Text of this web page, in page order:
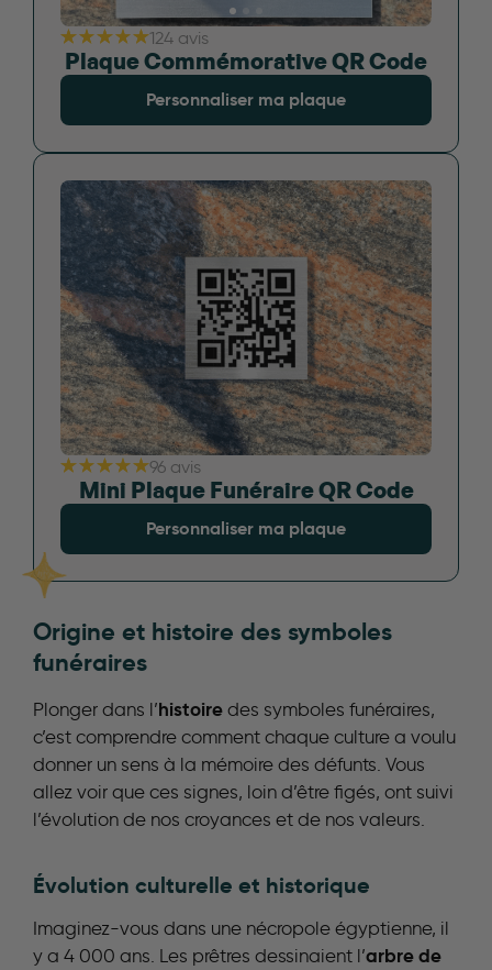
124 avis
Plaque Commémorative QR Code
Personnaliser ma plaque
96 avis
Mini Plaque Funéraire QR Code
Personnaliser ma plaque
Origine et histoire des symboles
funéraires
Plonger dans l’histoire des symboles funéraires,
c’est comprendre comment chaque culture a voulu
donner un sens à la mémoire des défunts. Vous
allez voir que ces signes, loin d’être figés, ont suivi
l’évolution de nos croyances et de nos valeurs.
Évolution culturelle et historique
Imaginez-vous dans une nécropole égyptienne, il
y a 4 000 ans. Les prêtres dessinaient l’arbre de